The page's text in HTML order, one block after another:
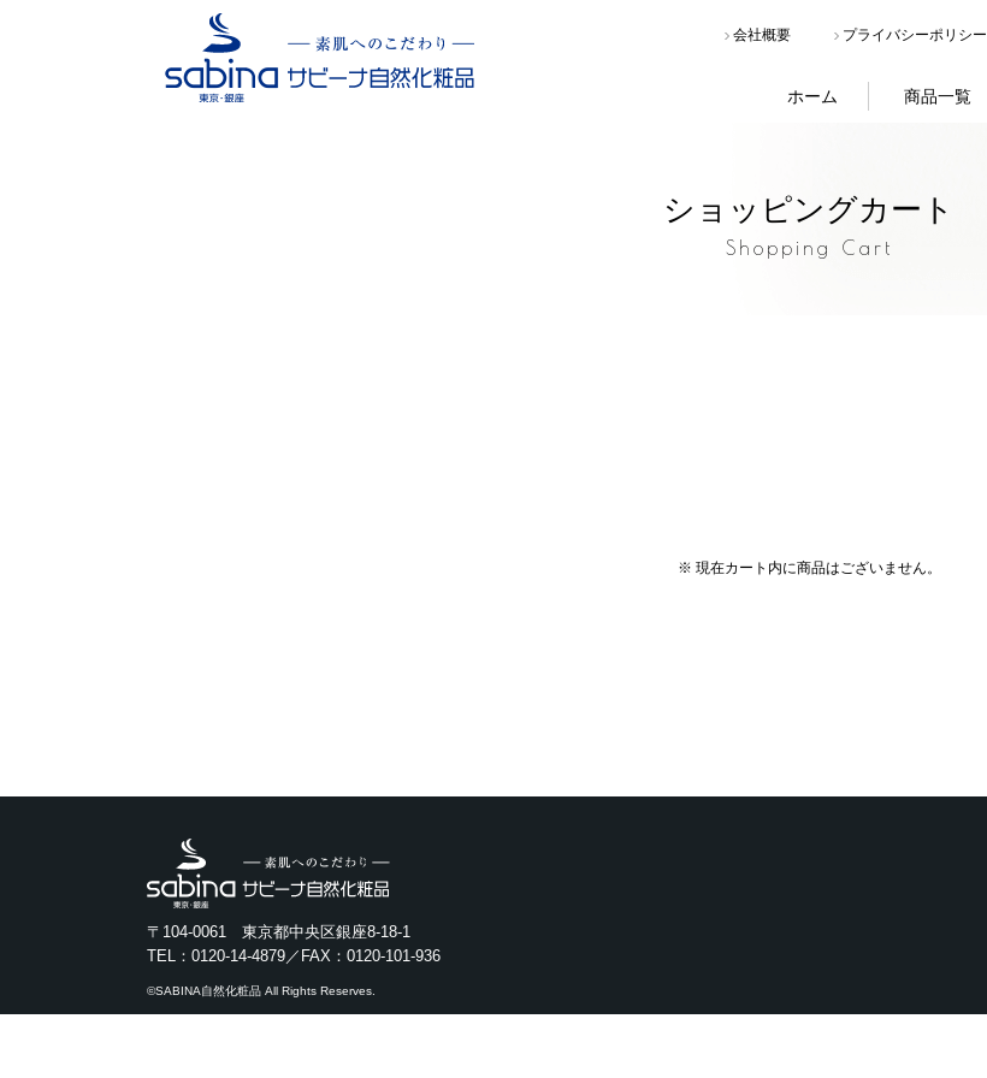
ホーム 商品一覧
会社概要 プライバシーポリシー
ショッピングカート
Shopping Cart
※ 現在カート内に商品はございません。
〒104-0061 東京都中央区銀座8-18-1
TEL：0120-14-4879／FAX：0120-101-936
©SABINA自然化粧品 All Rights Reserves.